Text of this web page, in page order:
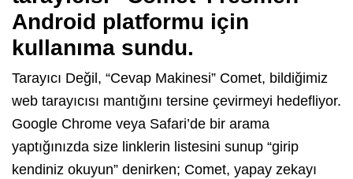
Android platformu için
kullanıma sundu.
Tarayıcı Değil, “Cevap Makinesi” Comet, bildiğimiz
web tarayıcısı mantığını tersine çevirmeyi hedefliyor.
Google Chrome veya Safari’de bir arama
yaptığınızda size linklerin listesini sunup “girip
kendiniz okuyun” denirken; Comet, yapay zekayı